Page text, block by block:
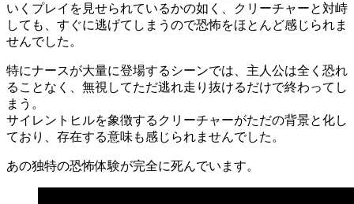
いくプレイを見せられているかの如く、クリーチャーと対峙
しても、すぐに逃げてしまうので恐怖をほとんど感じられま
せんでした。
特にナースが大量に登場するシーンでは、主人公は全く恐れ
ることなく、無視してただ逃れ走り抜けるだけで終わってし
まう。
サイレントヒルを象徴するクリーチャーがただの背景と化し
ており、存在する意味も感じられませんでした。
あの独特の恐怖体験が完全に死んでいます。